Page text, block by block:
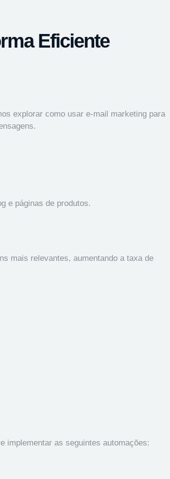
Eficiente
explorar como usar e-mail marketing para
e páginas de produtos.
mais relevantes, aumentando a taxa de
implementar as seguintes automações: